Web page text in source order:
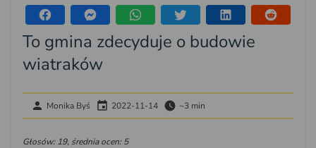
To gmina zdecyduje o budowie
wiatraków
Monika Byś 2022-11-14 ~3 min
Głosów: 19, średnia ocen: 5